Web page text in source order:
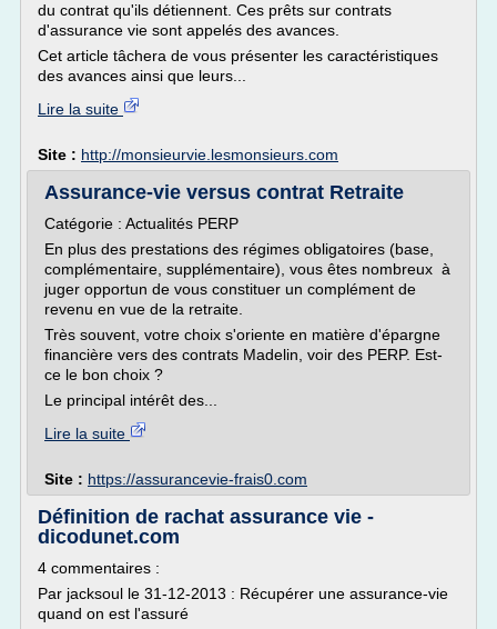
du contrat qu'ils détiennent. Ces prêts sur contrats
d'assurance vie sont appelés des avances.
Cet article tâchera de vous présenter les caractéristiques
des avances ainsi que leurs...
Lire la suite
Site : http://monsieurvie.lesmonsieurs.com
Assurance-vie versus contrat Retraite
Catégorie : Actualités PERP
En plus des prestations des régimes obligatoires (base,
complémentaire, supplémentaire), vous êtes nombreux à
juger opportun de vous constituer un complément de
revenu en vue de la retraite.
Très souvent, votre choix s'oriente en matière d'épargne
financière vers des contrats Madelin, voir des PERP. Est-
ce le bon choix ?
Le principal intérêt des...
Lire la suite
Site : https://assurancevie-frais0.com
Définition de rachat assurance vie -
dicodunet.com
4 commentaires :
Par jacksoul le 31-12-2013 : Récupérer une assurance-vie
quand on est l'assuré